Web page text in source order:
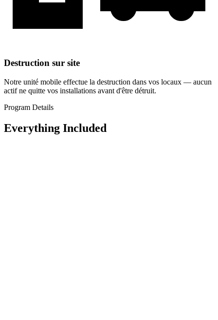
Destruction sur site
Notre unité mobile effectue la destruction dans vos locaux — aucun
actif ne quitte vos installations avant d'être détruit.
Program Details
Everything Included